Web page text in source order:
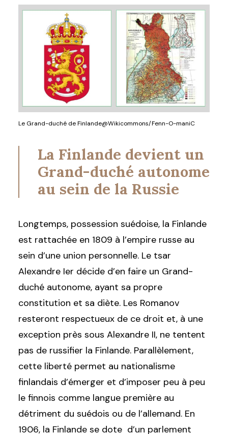
Le Grand-duché de Finlande@Wikicommons/Fenn-O-maniC
La Finlande devient un
Grand-duché autonome
au sein de la Russie
Longtemps, possession suédoise, la Finlande
est rattachée en 1809 à l’empire russe au
sein d’une union personnelle. Le tsar
Alexandre Ier décide d’en faire un Grand-
duché autonome, ayant sa propre
constitution et sa diète. Les Romanov
resteront respectueux de ce droit et, à une
exception près sous Alexandre II, ne tentent
pas de russifier la Finlande. Parallèlement,
cette liberté permet au nationalisme
finlandais d’émerger et d’imposer peu à peu
le finnois comme langue première au
détriment du suédois ou de l’allemand. En
1906, la Finlande se dote d’un parlement